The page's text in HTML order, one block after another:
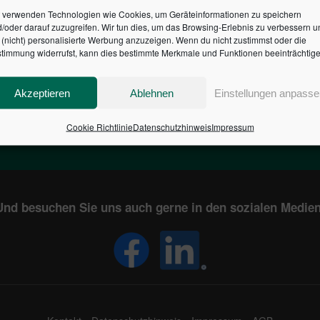
verwenden Technologien wie Cookies, um Geräteinformationen zu speichern
oder darauf zuzugreifen. Wir tun dies, um das Browsing-Erlebnis zu verbessern
personalisierte Werbung anzuzeigen. Wenn du nicht zustimmst oder die
widerrufst, kann dies bestimmte Merkmale und Funktionen
Akzeptieren Ablehnen Einstellungen
Cookie RichtlinieDatenschutzhinweisImpressum
DES BUNDES DER
€
IN DEUTSCHLAND
besuchen Sie uns auch gerne in den sozialen